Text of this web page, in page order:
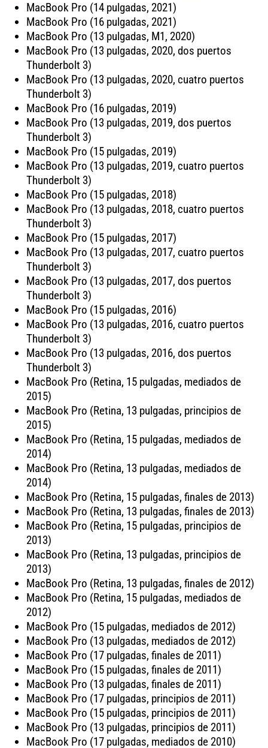
MacBook Pro (14 pulgadas, 2021)
MacBook Pro (16 pulgadas, 2021)
MacBook Pro (13 pulgadas, M1, 2020)
MacBook Pro (13 pulgadas, 2020, dos puertos
Thunderbolt 3)
MacBook Pro (13 pulgadas, 2020, cuatro puertos
Thunderbolt 3)
MacBook Pro (16 pulgadas, 2019)
MacBook Pro (13 pulgadas, 2019, dos puertos
Thunderbolt 3)
MacBook Pro (15 pulgadas, 2019)
MacBook Pro (13 pulgadas, 2019, cuatro puertos
Thunderbolt 3)
MacBook Pro (15 pulgadas, 2018)
MacBook Pro (13 pulgadas, 2018, cuatro puertos
Thunderbolt 3)
MacBook Pro (15 pulgadas, 2017)
MacBook Pro (13 pulgadas, 2017, cuatro puertos
Thunderbolt 3)
MacBook Pro (13 pulgadas, 2017, dos puertos
Thunderbolt 3)
MacBook Pro (15 pulgadas, 2016)
MacBook Pro (13 pulgadas, 2016, cuatro puertos
Thunderbolt 3)
MacBook Pro (13 pulgadas, 2016, dos puertos
Thunderbolt 3)
MacBook Pro (Retina, 15 pulgadas, mediados de
2015)
MacBook Pro (Retina, 13 pulgadas, principios de
2015)
MacBook Pro (Retina, 15 pulgadas, mediados de
2014)
MacBook Pro (Retina, 13 pulgadas, mediados de
2014)
MacBook Pro (Retina, 15 pulgadas, finales de 2013)
MacBook Pro (Retina, 13 pulgadas, finales de 2013)
MacBook Pro (Retina, 15 pulgadas, principios de
2013)
MacBook Pro (Retina, 13 pulgadas, principios de
2013)
MacBook Pro (Retina, 13 pulgadas, finales de 2012)
MacBook Pro (Retina, 15 pulgadas, mediados de
2012)
MacBook Pro (15 pulgadas, mediados de 2012)
MacBook Pro (13 pulgadas, mediados de 2012)
MacBook Pro (17 pulgadas, finales de 2011)
MacBook Pro (15 pulgadas, finales de 2011)
MacBook Pro (13 pulgadas, finales de 2011)
MacBook Pro (17 pulgadas, principios de 2011)
MacBook Pro (15 pulgadas, principios de 2011)
MacBook Pro (13 pulgadas, principios de 2011)
MacBook Pro (17 pulgadas, mediados de 2010)